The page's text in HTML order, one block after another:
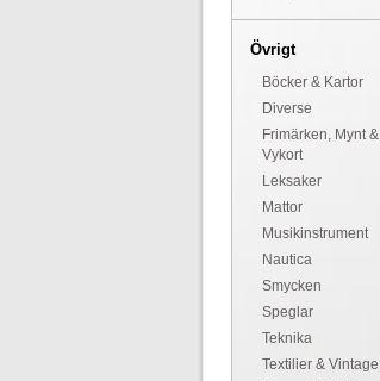
Övrigt
Böcker & Kartor
Diverse
Frimärken, Mynt &
Vykort
Leksaker
Mattor
Musikinstrument
Nautica
Smycken
Speglar
Teknika
Textilier & Vintage